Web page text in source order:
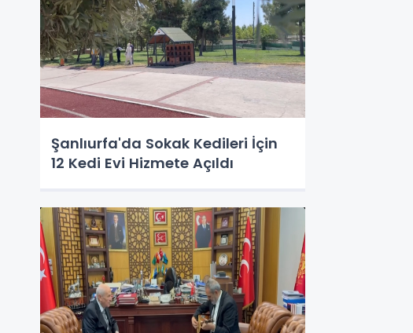
Şanlıurfa'da Sokak Kedileri İçin
12 Kedi Evi Hizmete Açıldı